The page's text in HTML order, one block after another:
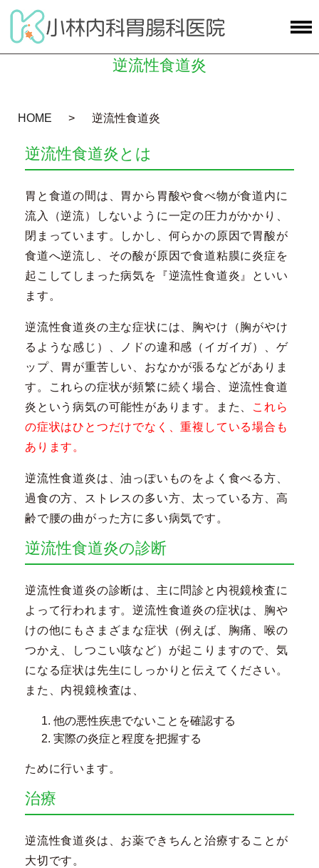
逆流性食道炎
HOME 逆流性食道炎
逆流性食道炎とは
胃と食道の間は、胃から胃酸や食べ物が食道内に
流入（逆流）しないように一定の圧力がかかり、
閉まっています。しかし、何らかの原因で胃酸が
食道へ逆流し、その酸が原因で食道粘膜に炎症を
起こしてしまった病気を『逆流性食道炎』といい
ます。
逆流性食道炎の主な症状には、胸やけ（胸がやけ
るような感じ）、ノドの違和感（イガイガ）、ゲ
ップ、胃が重苦しい、おなかが張るなどがありま
す。これらの症状が頻繁に続く場合、逆流性食道
炎という病気の可能性があります。また、
これら
の症状はひとつだけでなく、重複している場合も
あります。
逆流性食道炎は、油っぽいものをよく食べる方、
過食の方、ストレスの多い方、太っている方、高
齢で腰の曲がった方に多い病気です。
逆流性食道炎の診断
逆流性食道炎の診断は、主に問診と内視鏡検査に
よって行われます。逆流性食道炎の症状は、胸や
けの他にもさまざまな症状（例えば、胸痛、喉の
つかえ、しつこい咳など）が起こりますので、気
になる症状は先生にしっかりと伝えてください。
また、内視鏡検査は、
他の悪性疾患でないことを確認する
実際の炎症と程度を把握する
ために行います。
治療
逆流性食道炎は、お薬できちんと治療することが
大切です。